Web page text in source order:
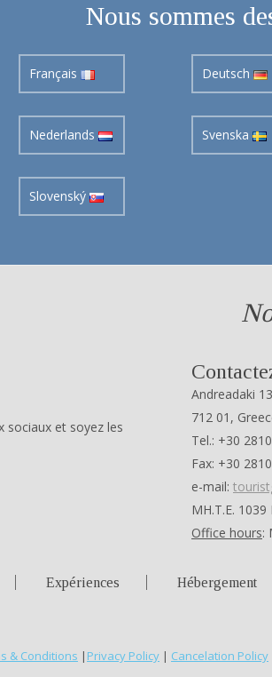
Nous sommes
Français Deutsch
Nederlands Svenska
Slovenský
sociaux et soyez les
Andreadaki
712 01,
Tel.: +30
Fax: +30
e-mail:
ΜΗ.Τ.Ε. 1039
Office hours:
Expériences Hébergement
& Conditions | Privacy Policy | Cancelation Policy